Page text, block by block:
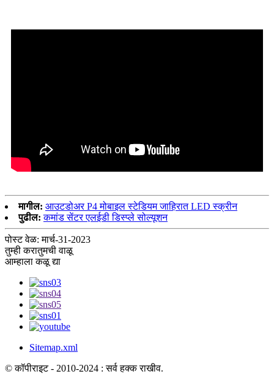
मागील: आउटडोअर P4 मोबाइल स्टेडियम जाहिरात LED स्क्रीन
पुढील: कमांड सेंटर एलईडी डिस्प्ले सोल्यूशन
पोस्ट वेळ: मार्च-31-2023
तुम्ही करातुमची वाळू
आम्हाला कळू द्या
Sitemap.xml
© कॉपीराइट - 2010-2024 : सर्व हक्क राखीव.